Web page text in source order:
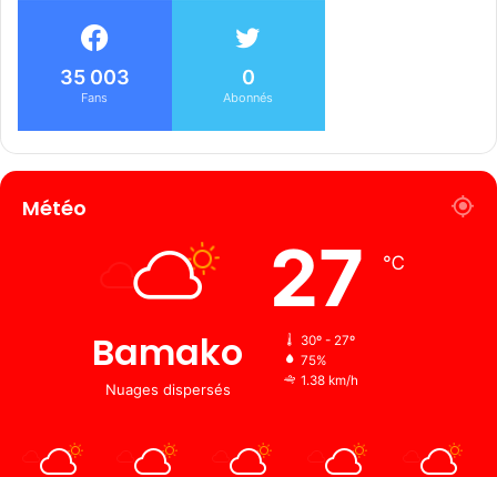
35 003
Fans
0
Abonnés
Météo
Bamako
Nuages ​​dispersés
27 ℃
30º - 27º
75%
1.38 km/h